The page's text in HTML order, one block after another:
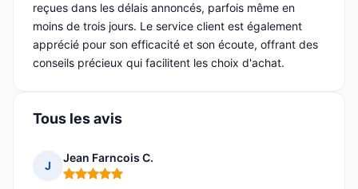
reçues dans les délais annoncés, parfois même en
moins de trois jours. Le service client est également
apprécié pour son efficacité et son écoute, offrant des
conseils précieux qui facilitent les choix d'achat.
Tous les avis
J
Jean Farncois C.
Note : 5 sur 5